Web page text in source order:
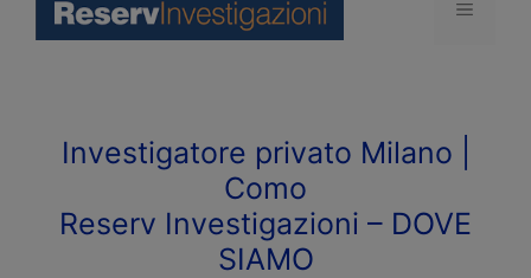
Menu
Investigatore privato Milano |
Como
Reserv Investigazioni – DOVE
SIAMO